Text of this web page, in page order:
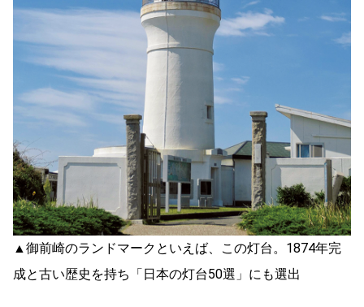
▲御前崎のランドマークといえば、この灯台。1874年完
成と古い歴史を持ち「日本の灯台50選」にも選出